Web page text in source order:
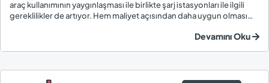
araç kullanımının yaygınlaşması ile birlikte şarj istasyonları ile ilgili
gereklilikler de artıyor. Hem maliyet açısından daha uygun olması
Devamını Oku